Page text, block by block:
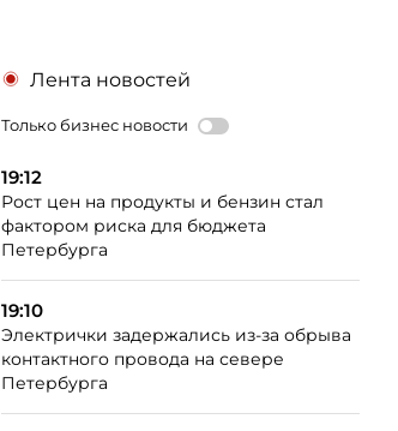
Лента новостей
Только бизнес новости
19:12
Рост цен на продукты и бензин стал
фактором риска для бюджета
Петербурга
19:10
Электрички задержались из-за обрыва
контактного провода на севере
Петербурга